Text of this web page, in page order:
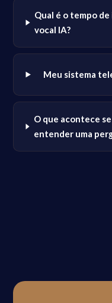
Qual é o tempo
vocal IA?
Meu sistema
O que acontece
entender uma